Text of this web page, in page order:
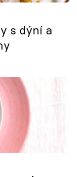
s dýní a